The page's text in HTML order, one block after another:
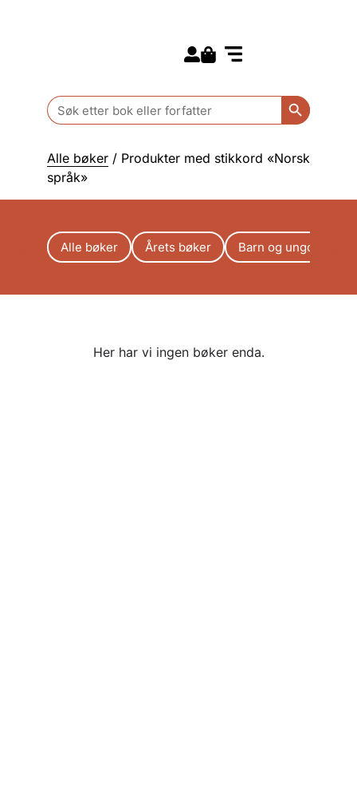
Search
for:
Search
Alle bøker / Produkter med stikkord «Norsk
språk»
Alle bøker Årets bøker Barn og ungdom
Her har vi ingen bøker enda.